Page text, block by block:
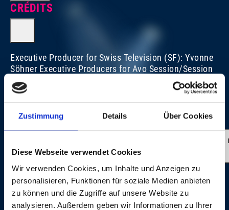
Zustimmung Details Über Cookies
Diese Webseite verwendet Cookies
Wir verwenden Cookies, um Inhalte und Anzeigen zu
personalisieren, Funktionen für soziale Medien anbieten
zu können und die Zugriffe auf unsere Website zu
analysieren. Außerdem geben wir Informationen zu Ihrer
CRÉDITS
Executive Producer for Swiss Television (SF): Yvonne
Söhner Executive Producers for Avo Session/Session
Basel AG: Matthias Müller and Beatrice Stirnimann
Director: Roli Bärlocher, BBM Productions, Wallbach
(Switzerland) Sound: Ron Kurz, Hard Studios, Zürich
(Switzerland) Live Photos: © Dominik Plüss